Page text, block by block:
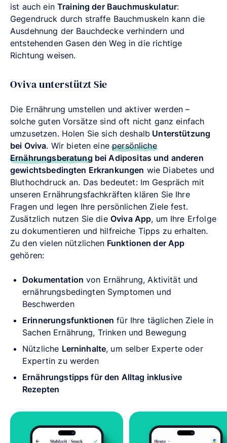
ist auch ein Training der Bauchmuskulatur:
Gegendruck durch straffe Bauchmuskeln kann die
Ausdehnung der Bauchdecke verhindern und
entstehenden Gasen den Weg in die richtige
Richtung weisen.
Oviva unterstützt Sie
Die Ernährung umstellen und aktiver werden –
solche guten Vorsätze sind oft nicht ganz einfach
umzusetzen. Holen Sie sich deshalb Unterstützung
bei Oviva. Wir bieten einepersönliche
Ernährungsberatungbei Adipositas und anderen
gewichtsbedingten Erkrankungen wie Diabetes und
Bluthochdruck an. Das bedeutet: Im Gespräch mit
unseren Ernährungsfachkräften klären Sie Ihre
Fragen und legen Ihre persönlichen Ziele fest.
Zusätzlich nutzen Sie die Oviva App, um Ihre Erfolge
zu dokumentieren und hilfreiche Tipps zu erhalten.
Zu den vielen nützlichen Funktionen der App
gehören:
Dokumentation von Ernährung, Aktivität und
ernährungsbedingten Symptomen und
Beschwerden
Erinnerungsfunktionen für Ihre täglichen Ziele in
Sachen Ernährung, Trinken und Bewegung
Nützliche Lerninhalte, um selber Experte oder
Expertin zu werden
Ernährungstipps für den Alltag inklusive
Rezepten